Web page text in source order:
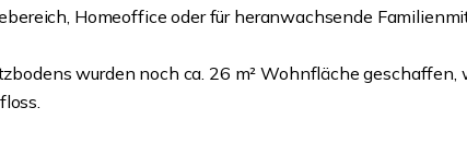
Homeoffice oder für heranwachsende
wurden noch ca. 26 m² Wohnfläche